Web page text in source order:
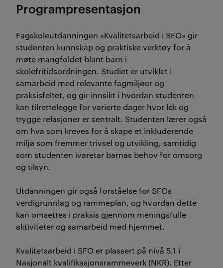
Programpresentasjon
Fagskoleutdanningen «Kvalitetsarbeid i SFO» gir
studenten kunnskap og praktiske verktøy for å
møte mangfoldet blant barn i
skolefritidsordningen. Studiet er utviklet i
samarbeid med relevante fagmiljøer og
praksisfeltet, og gir innsikt i hvordan studenten
kan tilrettelegge for varierte dager hvor lek og
trygge relasjoner er sentralt. Studenten lærer også
om hva som kreves for å skape et inkluderende
miljø som fremmer trivsel og utvikling, samtidig
som studenten ivaretar barnas behov for omsorg
og tilsyn.
Utdanningen gir også forståelse for SFOs
verdigrunnlag og rammeplan, og hvordan dette
kan omsettes i praksis gjennom meningsfulle
aktiviteter og samarbeid med hjemmet.
Kvalitetsarbeid i SFO er plassert på nivå 5.1 i
Nasjonalt kvalifikasjonsrammeverk (NKR). Etter